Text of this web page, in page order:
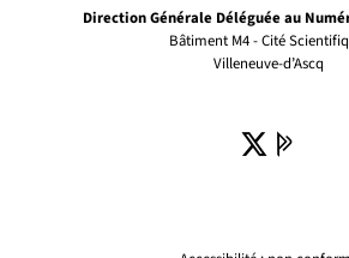
Direction Générale Déléguée au
Bâtiment M4 - Cité
Villeneuve-d’Ascq
X ( )